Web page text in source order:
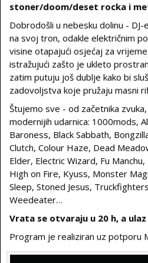
stoner/doom/deset rocka i
Dobrodošli u nebesku dolinu -
na svoj tron, odakle električnim
visine otapajući osjećaj za
istražujući zašto je ukleto
zatim putuju još dublje kako bi
zadovoljstva koje pružaju masni
Štujemo sve - od začetnika
modernijih udarnica: 1000mods,
Baroness, Black Sabbath,
Clutch, Colour Haze, Dead
Elder, Electric Wizard, Fu
High on Fire, Kyuss, Monster
Sleep, Stoned Jesus,
Weedeater…
Vrata se otvaraju u 20 h, a
Program je realiziran uz potporu